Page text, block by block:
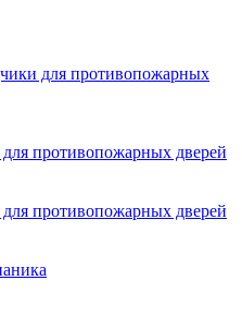
для противопожарных
противопожарных дверей
противопожарных дверей